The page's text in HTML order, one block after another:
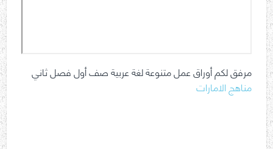
مرفق لكم أوراق عمل متنوعة لغة عربية صف أول فصل ثاني
مناهج الامارات